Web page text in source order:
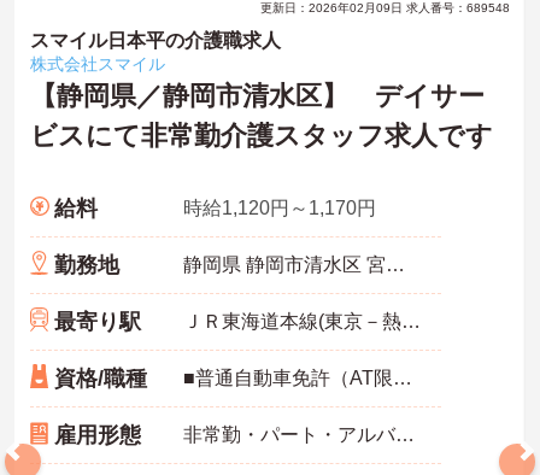
更新日：2026年02月09日 求人番号：689548
スマイル日本平の介護職求人
株式会社スマイル
【静岡県／静岡市清水区】 デイサー
ビスにて非常勤介護スタッフ求人です
給料 時給1,120円～1,170円
勤務地 静岡県 静岡市清水区 宮加三191-3
最寄り駅 ＪＲ東海道本線(東京－熱海)「清水(静岡)駅」バス・車10分
資格/職種 ■普通自動車免許（AT限定可）お持ちの方 ■介護職員初任者研修（ホームヘルパー2級）以上お持ちの方 ※未経験者、無資格者応相談
雇用形態 非常勤・パート・アルバイト